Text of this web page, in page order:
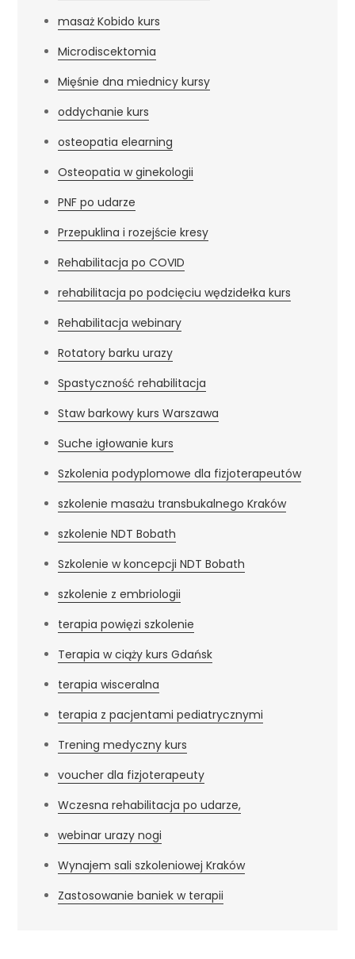
masaż Kobido kurs
Microdiscektomia
Mięśnie dna miednicy kursy
oddychanie kurs
osteopatia elearning
Osteopatia w ginekologii
PNF po udarze
Przepuklina i rozejście kresy
Rehabilitacja po COVID
rehabilitacja po podcięciu wędzidełka kurs
Rehabilitacja webinary
Rotatory barku urazy
Spastyczność rehabilitacja
Staw barkowy kurs Warszawa
Suche igłowanie kurs
Szkolenia podyplomowe dla fizjoterapeutów
szkolenie masażu transbukalnego Kraków
szkolenie NDT Bobath
Szkolenie w koncepcji NDT Bobath
szkolenie z embriologii
terapia powięzi szkolenie
Terapia w ciąży kurs Gdańsk
terapia wisceralna
terapia z pacjentami pediatrycznymi
Trening medyczny kurs
voucher dla fizjoterapeuty
Wczesna rehabilitacja po udarze,
webinar urazy nogi
Wynajem sali szkoleniowej Kraków
Zastosowanie baniek w terapii